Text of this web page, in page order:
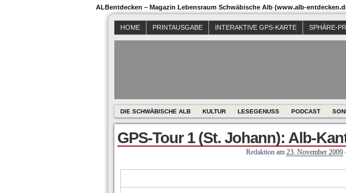
ALBentdecken – Magazin Lebensraum Schwäbische Alb (www.alb-
HOME PRINTAUSGABE INTERAKTIVE GPS-KARTE SPHÄRE-
DIE SCHWÄBISCHE ALB KULTUR LESEGENUSS PODCAST
GPS-Tour 1 (St. Johann): Alb-
Redaktion am 23. November 2009